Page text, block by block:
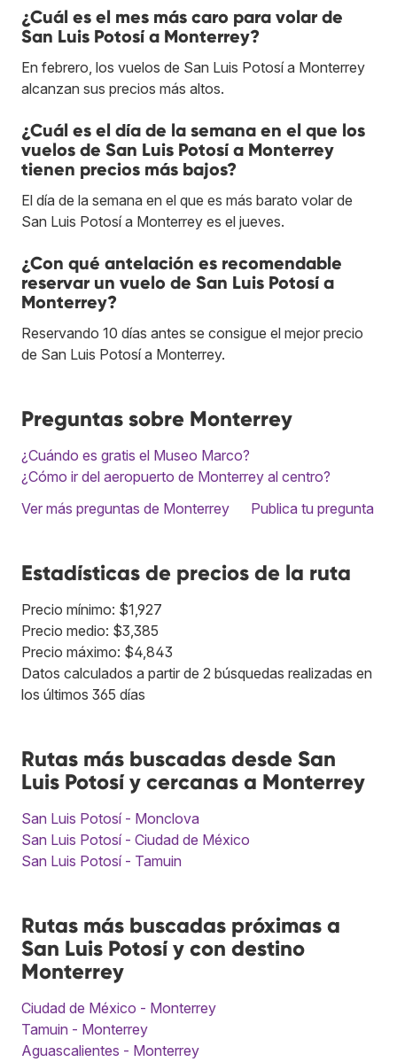
¿Cuál es el mes más caro para volar de
San Luis Potosí a Monterrey?
En febrero, los vuelos de San Luis Potosí a Monterrey
alcanzan sus precios más altos.
¿Cuál es el día de la semana en el que los
vuelos de San Luis Potosí a Monterrey
tienen precios más bajos?
El día de la semana en el que es más barato volar de
San Luis Potosí a Monterrey es el jueves.
¿Con qué antelación es recomendable
reservar un vuelo de San Luis Potosí a
Monterrey?
Reservando 10 días antes se consigue el mejor precio
de San Luis Potosí a Monterrey.
Preguntas sobre Monterrey
¿Cuándo es gratis el Museo Marco?
¿Cómo ir del aeropuerto de Monterrey al centro?
Ver más preguntas de Monterrey
Publica tu pregunta
Estadísticas de precios de la ruta
Precio mínimo: $1,927
Precio medio: $3,385
Precio máximo: $4,843
Datos calculados a partir de 2 búsquedas realizadas en
los últimos 365 días
Rutas más buscadas desde San
Luis Potosí y cercanas a Monterrey
San Luis Potosí - Monclova
San Luis Potosí - Ciudad de México
San Luis Potosí - Tamuin
Rutas más buscadas próximas a
San Luis Potosí y con destino
Monterrey
Ciudad de México - Monterrey
Tamuin - Monterrey
Aguascalientes - Monterrey